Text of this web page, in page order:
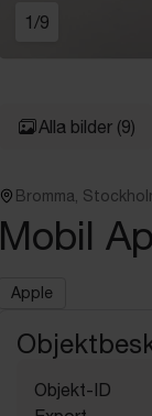
1 /9
Alla bilder (9)
Bromma,
Mobil
Apple
Objekt-ID